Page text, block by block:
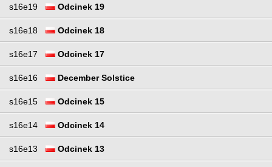
s16e19 Odcinek 19
s16e18 Odcinek 18
s16e17 Odcinek 17
s16e16 December Solstice
s16e15 Odcinek 15
s16e14 Odcinek 14
s16e13 Odcinek 13